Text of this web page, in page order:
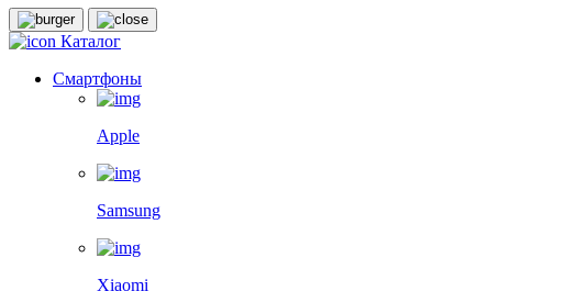
Каталог
Смартфоны
Apple
Samsung
Xiaomi